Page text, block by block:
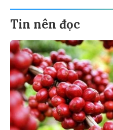
Tin nên đọc